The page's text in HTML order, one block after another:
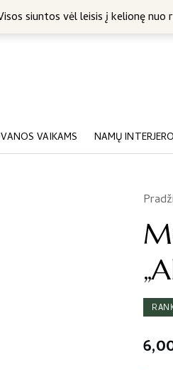
siuntos vėl leisis į kelionę
45 Eur
VAIKAMS NAMŲ